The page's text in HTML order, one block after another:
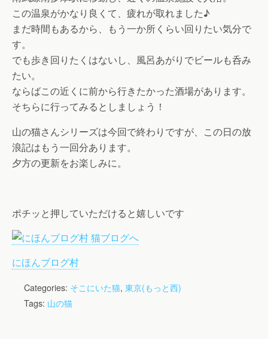
この温泉がかなり良くて、疲れが取れました♪
まだ時間もあるから、もう一か所くらい回りたい気分で
す。
でも歩き回りたくはないし、風呂あがりでビールも呑み
たい。
ならばこの近くに前から行きたかった酒場があります。
そちらに行ってみるとしましょう！
山の猫さんシリーズは今回で終わりですが、この日の放
浪記はもう一回分あります。
夕方の更新をお楽しみに。
ポチッと押していただけると嬉しいです
にほんブログ村
Categories: そこにいた猫, 東京(もっと西)
Tags: 山の猫